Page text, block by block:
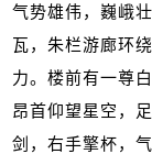
气势雄伟，巍峨
瓦，朱栏游廊环
力。楼前有一尊
昂首仰望星空，
剑，右手擎杯，